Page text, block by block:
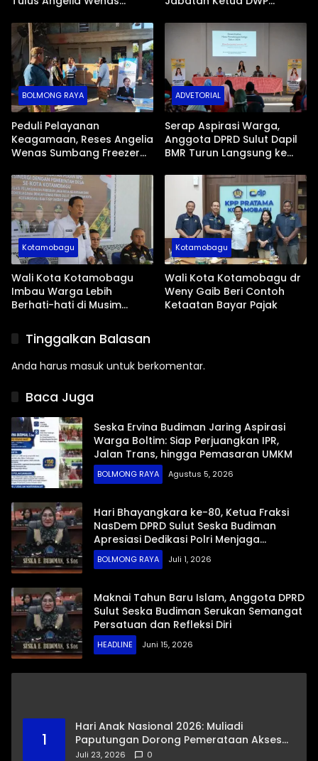
Mopugad
BOLMONG RAYA
Peduli Pelayanan
Keagamaan, Reses Angelia
Wenas Sumbang Freezer
di Mopugad Bolmong
ADVETORIAL
Serap Aspirasi Warga,
Anggota DPRD Sulut Dapil
BMR Turun Langsung ke
Kotamobagu
Wali Kota Kotamobagu
Imbau Warga Lebih
Berhati-hati di Musim
Kotamobagu
Wali Kota Kotamobagu dr
Weny Gaib Beri Contoh
Ketaatan Bayar Pajak
Tinggalkan Balasan
Anda harus masuk untuk berkomentar.
Baca Juga
Seska Ervina Budiman Jaring Aspirasi
Warga Boltim: Siap Perjuangkan IPR,
Jalan Trans, hingga Pemasaran UMKM
BOLMONG RAYA Agustus 5, 2026
Hari Bhayangkara ke-80, Ketua Fraksi
NasDem DPRD Sulut Seska Budiman
Apresiasi Dedikasi Polri Menjaga
Stabilitas Keamanan di Bumi Nyiur
Melambai
BOLMONG RAYA Juli 1, 2026
Maknai Tahun Baru Islam, Anggota DPRD
Sulut Seska Budiman Serukan Semangat
Persatuan dan Refleksi Diri
HEADLINE Juni 15, 2026
1
Hari Anak Nasional 2026: Muliadi
Paputungan Dorong Pemerataan Akses
Pendidikan dan Proteksi Digital Anak Sulut
Juli 23, 2026 0